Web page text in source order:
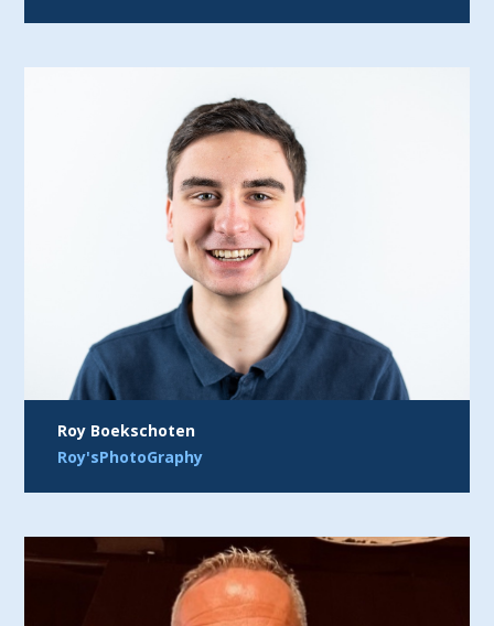
Roy Boekschoten
Roy'sPhotoGraphy